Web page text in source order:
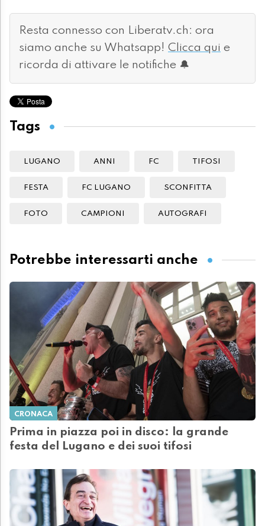
Resta connesso con Liberatv.ch: ora
siamo anche su Whatsapp! Clicca qui e
ricorda di attivare le notifiche 🔔
Tags
LUGANO ANNI FC TIFOSI
FESTA FC LUGANO SCONFITTA
FOTO CAMPIONI AUTOGRAFI
Potrebbe interessarti anche
CRONACA
Prima in piazza poi in disco: la grande
festa del Lugano e dei suoi tifosi